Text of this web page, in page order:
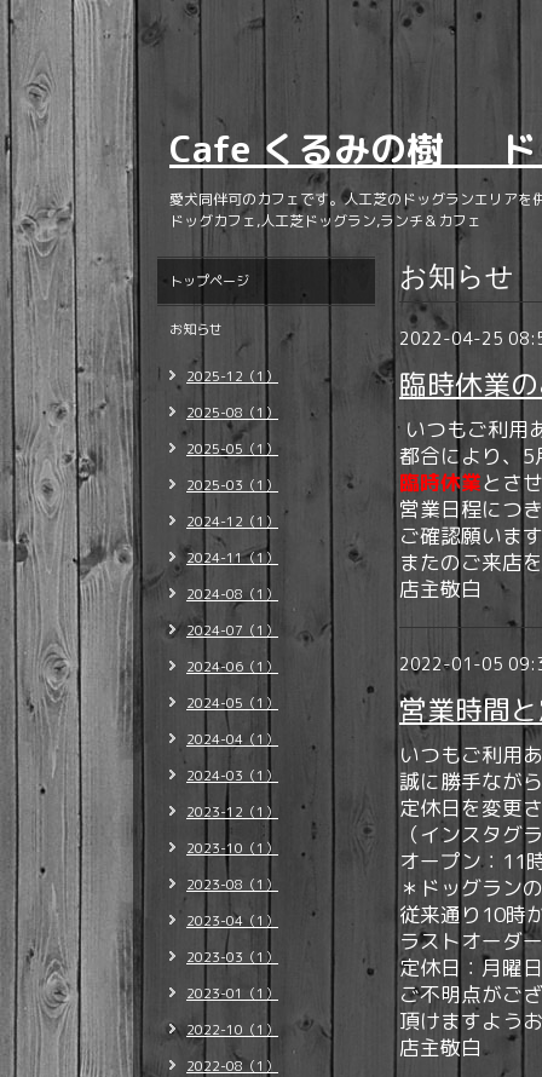
Cafe くるみの樹 ド
愛犬同伴可のカフェです。人工芝のドッグランエリア
ドッグカフェ,人工芝ドッグラン,ランチ＆カフェ
お知らせ
2022-04-25
臨時休業
いつもご利用
都合により、
臨時休業とさ
営業日程につ
ご確認願いま
またのご来店
店主敬白
2022-01-05
営業時間
いつもご利用
誠に勝手なが
定休日を変更
（インスタグ
オープン：11
＊ドッグラン
従来通り10時
ラストオーダ
定休日：月曜
ご不明点がご
頂けますよう
店主敬白
トップページ
お知らせ
2025-12（1）
2025-08（1）
2025-05（1）
2025-03（1）
2024-12（1）
2024-11（1）
2024-08（1）
2024-07（1）
2024-06（1）
2024-05（1）
2024-04（1）
2024-03（1）
2023-12（1）
2023-10（1）
2023-08（1）
2023-04（1）
2023-03（1）
2023-01（1）
2022-10（1）
2022-08（1）